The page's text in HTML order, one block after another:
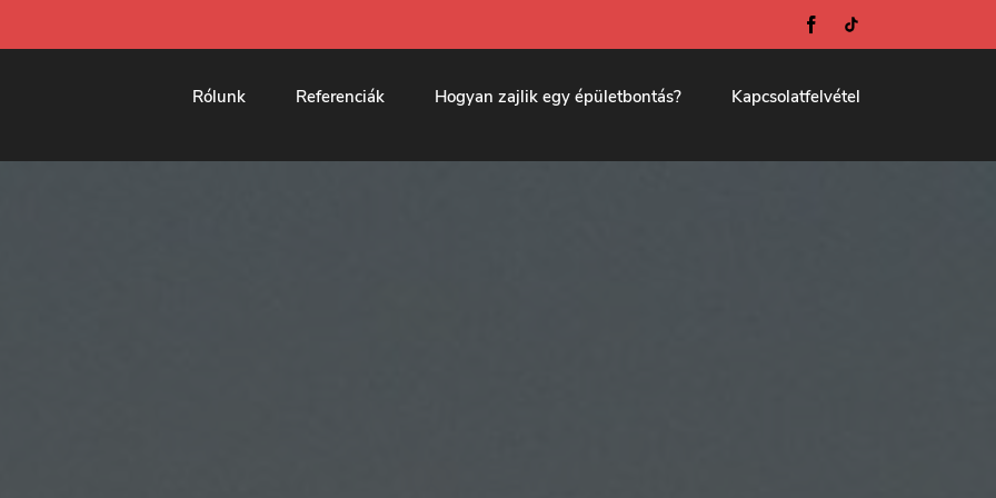
Facebook
Rólunk Referenciák Hogyan zajlik egy épületbontás? Kapcsolatfelvétel